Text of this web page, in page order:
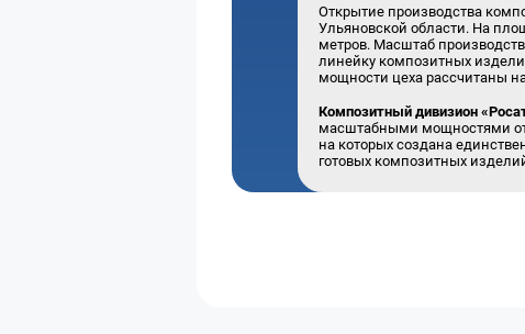
Открытие производства
Ульяновской области. На
метров. Масштаб
линейку композитных
мощности цеха рассчитаны
Композитный дивизион
масштабными мощностями
на которых создана
готовых композитных